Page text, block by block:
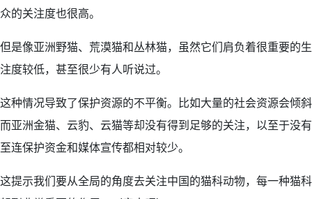
众的关注度也很高。
但是像亚洲野猫、荒漠猫和丛林猫，虽然它们肩负着很重要的
注度较低，甚至很少有人听说过。
这种情况导致了保护资源的不平衡。比如大量的社会资源会倾
而亚洲金猫、云豹、云猫等却没有得到足够的关注，以至于没
至连保护资金和媒体宣传都相对较少。
这提示我们要从全局的角度去关注中国的猫科动物，每一种猫